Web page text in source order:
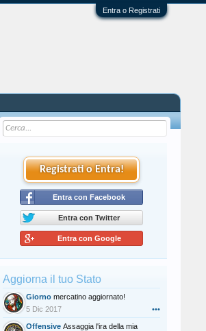
Entra o Registrati
Registrati o Entra!
Entra con Facebook
Entra con Twitter
Entra con Google
Aggiorna il tuo Stato
Giorno mercatino aggiornato!
5 Dic 2017
•••
Offensive Assaggia l'ira della mia